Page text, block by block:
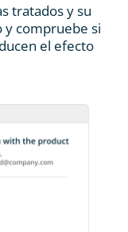
tratados y su
compruebe si
el efecto